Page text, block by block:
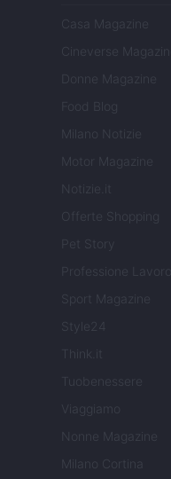
Casa Magazine
Cineverse Magazine
Donne Magazine
Food Blog
Milano Notizie
Motor Magazine
Notizie.it
Offerte Shopping
Professione Lavoro
Sport Magazine
Style24
Think.it
Tuobenessere
Viaggiamo
Nonne Magazine
Milano Cortina